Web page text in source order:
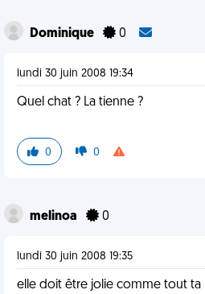
Dominique 0
lundi 30 juin 2008 19:34
Quel chat ? La tienne ?
0 0
melinoa 0
lundi 30 juin 2008 19:35
elle doit être jolie comme tout ta